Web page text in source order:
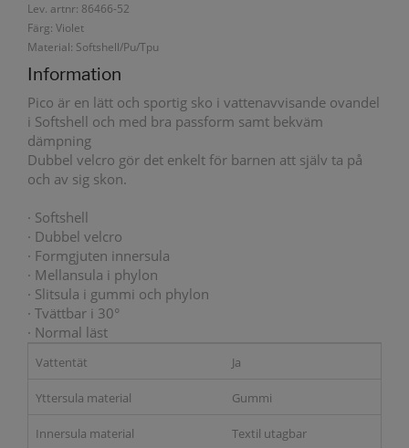
Lev. artnr: 86466-52
Färg: Violet
Material: Softshell/Pu/Tpu
Information
Pico är en lätt och sportig sko i vattenavvisande ovandel
i Softshell och med bra passform samt bekväm
dämpning
Dubbel velcro gör det enkelt för barnen att själv ta på
och av sig skon.
· Softshell
· Dubbel velcro
· Formgjuten innersula
· Mellansula i phylon
· Slitsula i gummi och phylon
· Tvättbar i 30°
· Normal läst
Vattentät Ja
Yttersula material Gummi
Innersula material Textil utagbar